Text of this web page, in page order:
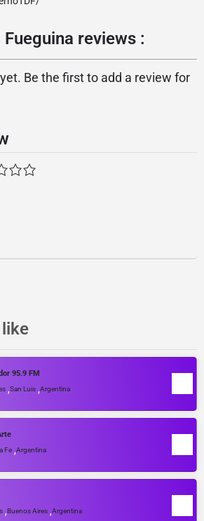
reviews :
Be the first to add a review for
95.9 FM
,San Luis ,Argentina
Fe ,Argentina
,Buenos Aires ,Argentina